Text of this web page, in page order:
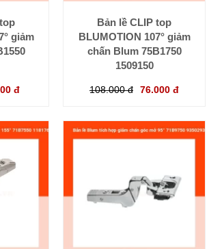
giảm
đ
Bản lề CLIP top
BLUMOTION 107° giảm
chấn Blum 75B1750
1509150
108.000 đ 76.000 đ